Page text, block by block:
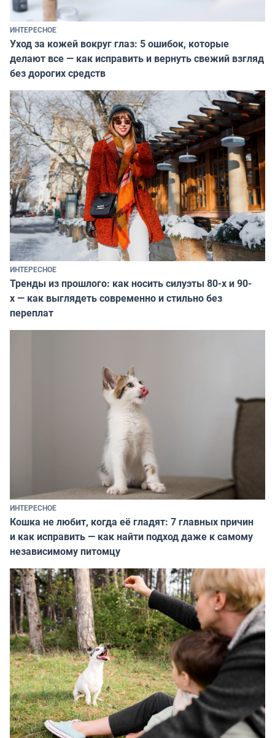
ИНТЕРЕСНОЕ
Уход за кожей вокруг глаз: 5 ошибок, которые
делают все — как исправить и вернуть свежий взгляд
без дорогих средств
ИНТЕРЕСНОЕ
Тренды из прошлого: как носить силуэты 80-х и 90-
х — как выглядеть современно и стильно без
переплат
ИНТЕРЕСНОЕ
Кошка не любит, когда её гладят: 7 главных причин
и как исправить — как найти подход даже к самому
независимому питомцу